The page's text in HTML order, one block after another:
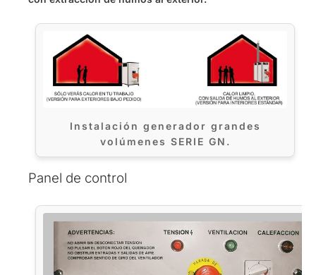
Instalación generador grandes
volúmenes SERIE GN.
Panel de control